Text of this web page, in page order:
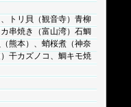
トリ貝（観音寺）青柳
串焼き（富山湾）石鯛
熊本）、蛸桜煮（神奈
干カズノコ、鯛キモ焼